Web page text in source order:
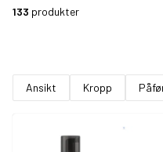
133 produkter
Ansikt Kropp